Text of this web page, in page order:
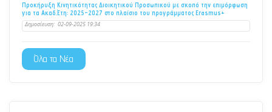
Προκήρυξη Κινητικότητας Διοικητικού Προσωπικού με σκοπό την επιμόρφωση
για τα Ακαδ.Έτη: 2025-2027 στο πλαίσιο του προγράμματος Erasmus+
Δημοσίευση: 02-09-2025 19:34
Όλα τα Νέα